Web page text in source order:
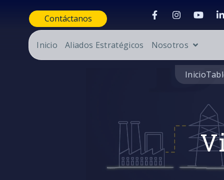
Contáctanos
Inicio Aliados Estratégicos Nosotros
Inicio